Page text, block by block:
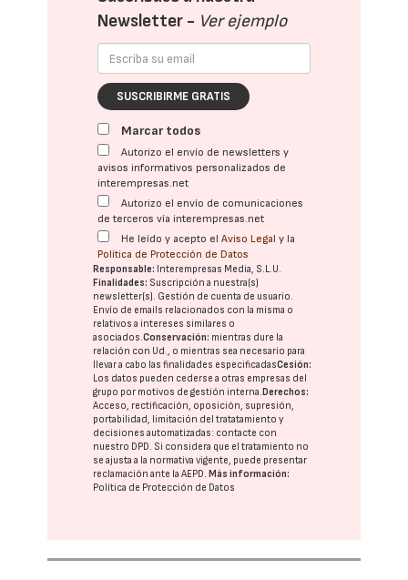
Newsletter - Ver ejemplo
SUSCRIBIRME GRATIS
Marcar todos
Autorizo el envío de newsletters y
avisos informativos personalizados de
interempresas.net
Autorizo el envío de comunicaciones
de terceros vía interempresas.net
He leído y acepto elAviso Legal y la
Política de Protección de Datos
Responsable: Interempresas Media, S.L.U.
Finalidades: Suscripción a nuestra(s)
newsletter(s). Gestión de cuenta de usuario.
Envío de emails relacionados con la misma o
relativos a intereses similares o
asociados.Conservación: mientras dure la
relación con Ud., o mientras sea necesario para
llevar a cabo las finalidades especificadasCesión:
Los datos pueden cederse a otras empresas del
grupo por motivos de gestión interna. Derechos:
Acceso, rectificación, oposición, supresión,
portabilidad, limitación del tratatamiento y
decisiones automatizadas: contacte con
nuestro DPD. Si considera que el tratamiento no
se ajusta a la normativa vigente, puede presentar
reclamación ante laAEPD. Más información:
Política de Protección de Datos